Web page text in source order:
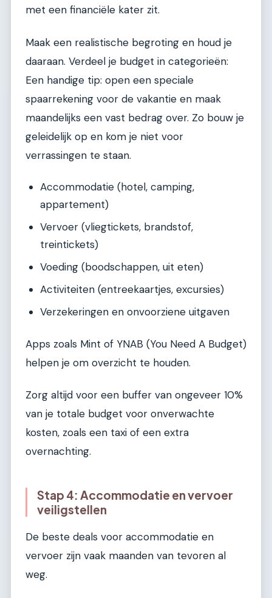
met een financiële kater zit.
Maak een realistische begroting en houd je
daaraan. Verdeel je budget in categorieën:
Een handige tip: open een speciale
spaarrekening voor de vakantie en maak
maandelijks een vast bedrag over. Zo bouw je
geleidelijk op en kom je niet voor
verrassingen te staan.
Accommodatie (hotel, camping,
appartement)
Vervoer (vliegtickets, brandstof,
treintickets)
Voeding (boodschappen, uit eten)
Activiteiten (entreekaartjes, excursies)
Verzekeringen en onvoorziene uitgaven
Apps zoals Mint of YNAB (You Need A Budget)
helpen je om overzicht te houden.
Zorg altijd voor een buffer van ongeveer 10%
van je totale budget voor onverwachte
kosten, zoals een taxi of een extra
overnachting.
Stap 4: Accommodatie en vervoer
veiligstellen
De beste deals voor accommodatie en
vervoer zijn vaak maanden van tevoren al
weg.